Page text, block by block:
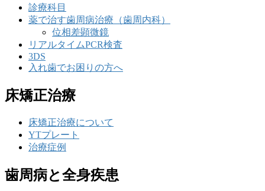
診療科目
薬で治す歯周病治療（歯周内科）
位相差顕微鏡
リアルタイムPCR検査
3DS
入れ歯でお困りの方へ
床矯正治療
床矯正治療について
YTプレート
治療症例
歯周病と全身疾患